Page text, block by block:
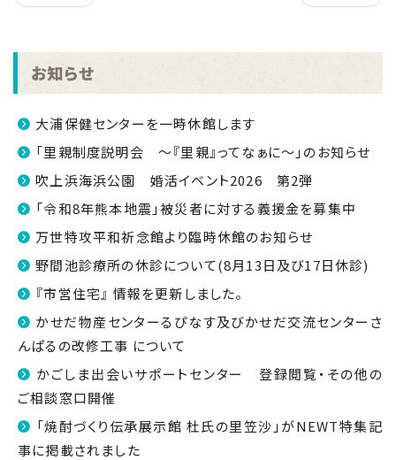
お知らせ
大浦保健センターを一時休館します
「里親制度説明会 ～『里親』ってなぁに～」のお知らせ
吹上浜海浜公園 婚活イベント2026 第2弾
「令和8年熊本地震」被災者に対する義援金を募集中
万世特攻平和祈念館より臨時休館のお知らせ
野間池診療所の休診について(8月13日及び17日休診)
『市営住宅』 情報を更新しました。
かせだ物産センターるぴなす及びかせだ交流センターさ
んぱるの改修工事 について
かごしま出会いサポートセンター 登録閲覧・その他の
ご相談窓口開催
「焼酎づくり伝承展示館 杜氏の里笠沙」がNEWT特集記
事に掲載されました